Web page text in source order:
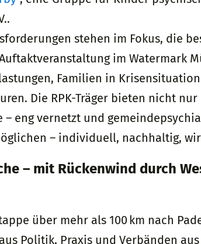
stehen im Fokus, die
im Watermark
Familien in
Die RPK-Träger bieten nicht
– eng vernetzt und
– individuell, nachhaltig,
– mit Rückenwind durch
über mehr als 100 km nach
Politik, Praxis und Verbänden